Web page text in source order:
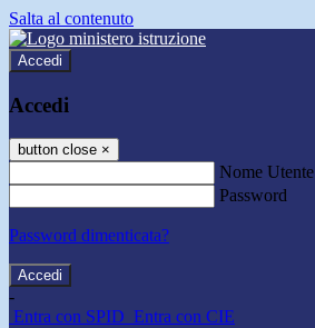
Salta al contenuto
Accedi
Accedi
button close ×
Nome Utente
Password
Password dimenticata?
-
Entra con SPID Entra con CIE